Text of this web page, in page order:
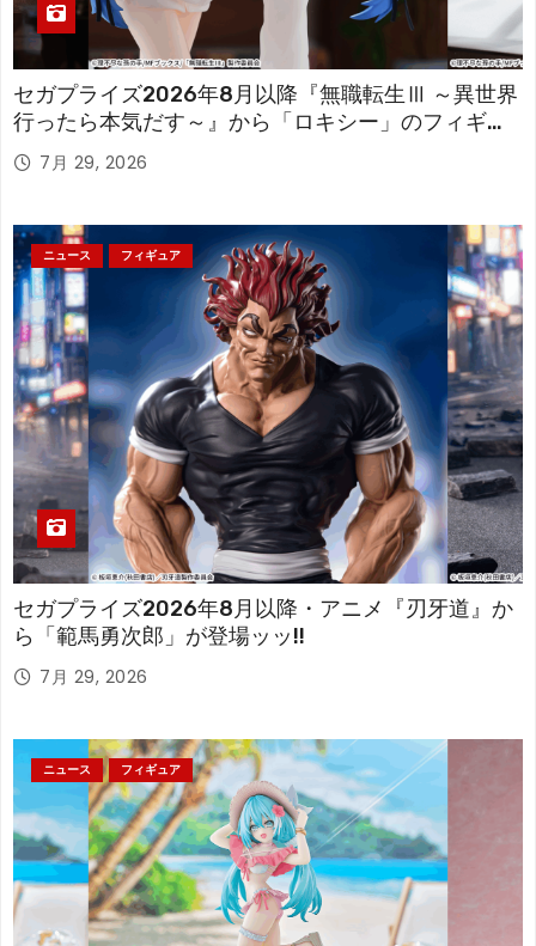
セガプライズ2026年8月以降『無職転生Ⅲ ～異世界
行ったら本気だす～』から「ロキシー」のフィギュ
アが登場！
7月 29, 2026
ニュース フィギュア
セガプライズ2026年8月以降・アニメ『刃牙道』か
ら「範馬勇次郎」が登場ッッ!!
7月 29, 2026
ニュース フィギュア